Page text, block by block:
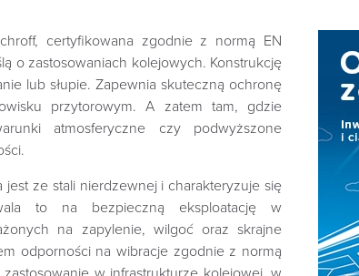
certyfikowana zgodnie z normą EN
o zastosowaniach kolejowych. Konstrukcję
lub słupie. Zapewnia skuteczną ochronę
przytorowym. A zatem tam, gdzie
atmosferyczne czy podwyższone
ze stali nierdzewnej i charakteryzuje się
to na bezpieczną eksploatację w
na zapylenie, wilgoć oraz skrajne
odporności na wibracje zgodnie z normą